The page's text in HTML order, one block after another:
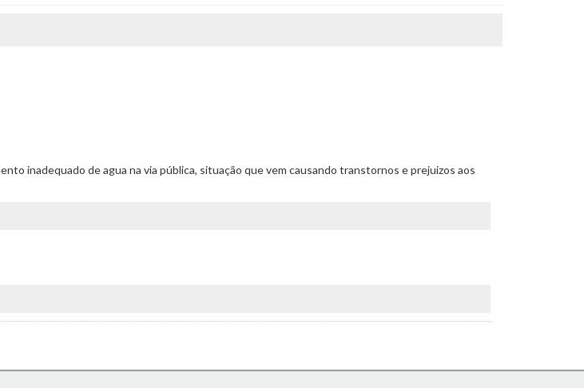
inadequado de agua na via pública, situação que vem causando transtornos e prejuizos aos